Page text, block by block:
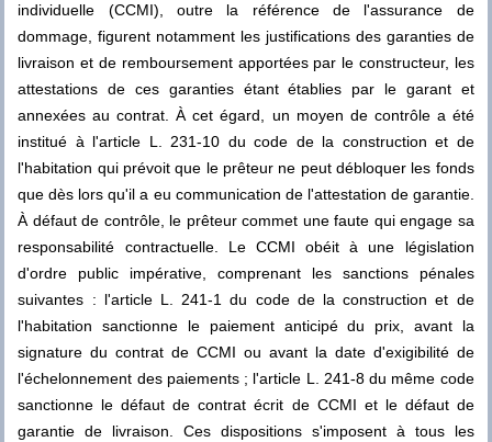
individuelle (CCMI), outre la référence de l'assurance de
dommage, figurent notamment les justifications des garanties de
livraison et de remboursement apportées par le constructeur, les
attestations de ces garanties étant établies par le garant et
annexées au contrat. À cet égard, un moyen de contrôle a été
institué à l'article L. 231-10 du code de la construction et de
l'habitation qui prévoit que le prêteur ne peut débloquer les fonds
que dès lors qu'il a eu communication de l'attestation de garantie.
À défaut de contrôle, le prêteur commet une faute qui engage sa
responsabilité contractuelle. Le CCMI obéit à une législation
d'ordre public impérative, comprenant les sanctions pénales
suivantes : l'article L. 241-1 du code de la construction et de
l'habitation sanctionne le paiement anticipé du prix, avant la
signature du contrat de CCMI ou avant la date d'exigibilité de
l'échelonnement des paiements ; l'article L. 241-8 du même code
sanctionne le défaut de contrat écrit de CCMI et le défaut de
garantie de livraison. Ces dispositions s'imposent à tous les